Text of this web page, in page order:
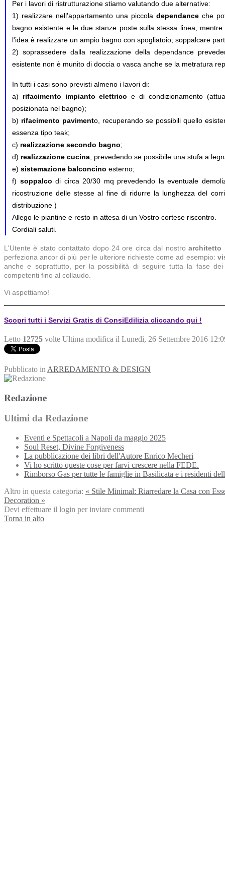
Per i lavori di ristrutturazione stiamo valutando due alternative:
1) realizzare nell'appartamento una piccola dependance che
bagno esistente e le due stanze poste sulla stessa linea;
l'idea è realizzare un ampio bagno con spogliatoio; soppalcare
2) soprassedere dalla realizzazione della dependance
esistente non è munito di doccia o vasca anche se la metratura
In tutti i casi sono previsti almeno i lavori di:
a) rifacimento impianto elettrico e di condizionamento
posizionata nel bagno);
b) rifacimento pavimento, recuperando se possibili quello
essenza tipo teak;
c) realizzazione secondo bagno;
d) realizzazione cucina , prevedendo se possibile una stufa a
e) sistemazione balconcino esterno;
f) soppalco di circa 20/30 mq prevedendo la eventuale
ricostruzione delle stesse al fine di ridurre la lunghezza del
distribuzione )
Allego le piantine e resto in attesa di un Vostro cortese riscontro.
Cordiali saluti.
L'Utente è stato contattato dopo 24 ore circa dal nostroarchitetto
perfeziona ancor di più per le ulteriore richieste come ad esempio:
anche e soprattutto, per la possibilità di seguire tutta la fase
competenti fino al collaudo.
Vi aspettiamo!
Scopri tutti i Servizi Gratis di ConsiEdilizia cliccando qui !
Letto 12725 volte Ultima modifica il Lunedì, 26 Settembre 2016
Pubblicato in ARREDAMENTO & DESIGN
Redazione
Ultimi da Redazione
Eventi e Spettacoli a Napoli da maggio 2025
Soul Reset, Divine Forgiveness
La pubblicazione dei libri dell'Autore Enrico Mecheri
Vi ho scritto queste cose per farvi crescere nella FEDE.
Rimborso Gas per tutte le famiglie in Basilicata e i residenti
Altro in questa categoria: « Stile Minimal: Riarredare la Casa con
Decoration »
Devi effettuare il login per inviare commenti
Torna in alto